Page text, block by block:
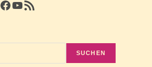
Facebook
YouTube
RSS Feed
SUCHEN